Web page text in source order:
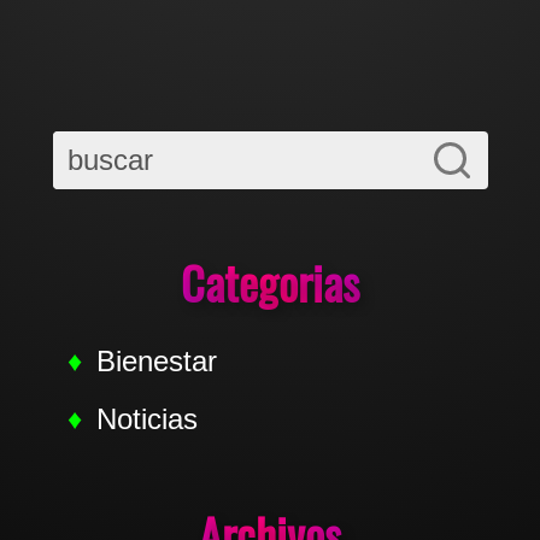
Categorias
Bienestar
Noticias